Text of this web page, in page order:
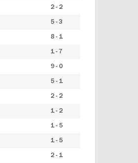
2 - 2
5 - 3
8 - 1
1 - 7
9 - 0
5 - 1
2 - 2
1 - 2
1 - 5
1 - 5
2 - 1